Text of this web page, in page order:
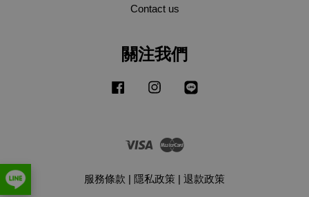
Contact us
關注我們
Facebook Instagram
Visa
服務條款 | 隱私政策 | 退款政策